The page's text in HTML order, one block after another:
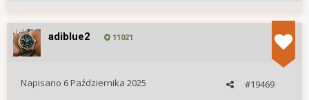
adiblue2 11021
#19469
Napisano 6 Października 2025